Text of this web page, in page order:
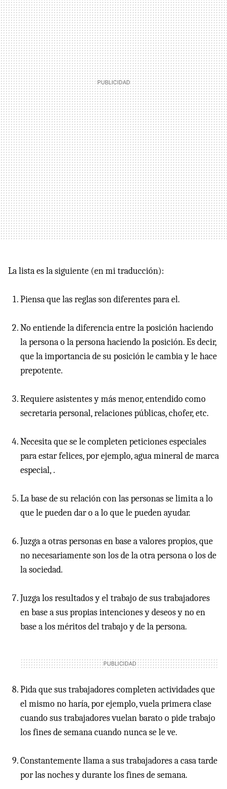
La lista es la siguiente (en mi traducción):
Piensa que las reglas son diferentes para el.
No entiende la diferencia entre la posición haciendo
la persona o la persona haciendo la posición. Es decir,
que la importancia de su posición le cambia y le hace
prepotente.
Requiere asistentes y más menor, entendido como
secretaria personal, relaciones públicas, chofer, etc.
Necesita que se le completen peticiones especiales
para estar felices, por ejemplo, agua mineral de marca
especial, .
La base de su relación con las personas se limita a lo
que le pueden dar o a lo que le pueden ayudar.
Juzga a otras personas en base a valores propios, que
no necesariamente son los de la otra persona o los de
la sociedad.
Juzga los resultados y el trabajo de sus trabajadores
en base a sus propias intenciones y deseos y no en
base a los méritos del trabajo y de la persona.
Pida que sus trabajadores completen actividades que
el mismo no haría, por ejemplo, vuela primera clase
cuando sus trabajadores vuelan barato o pide trabajo
los fines de semana cuando nunca se le ve.
Constantemente llama a sus trabajadores a casa tarde
por las noches y durante los fines de semana.